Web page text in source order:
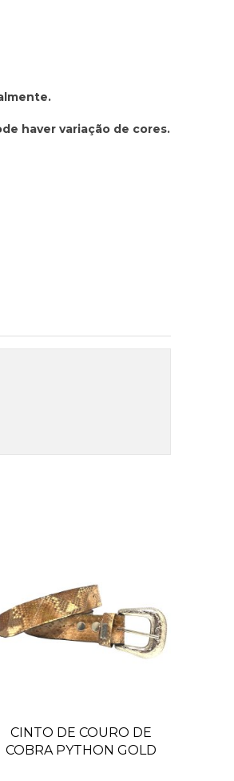
haver variação de cores.
CINTO DE COURO DE
COBRA PYTHON GOLD